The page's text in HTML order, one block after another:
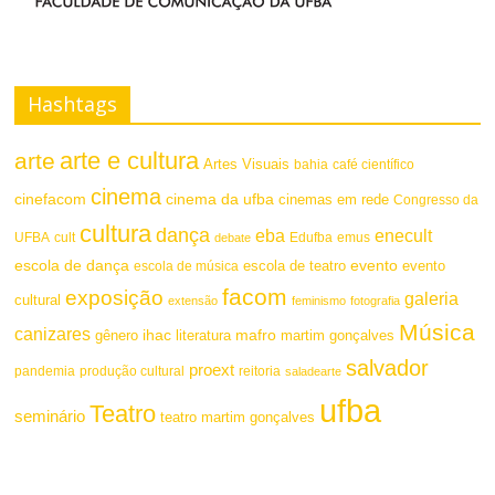
n Hashtags
arte arte e cultura Artes Visuais bahia café científico
cinefacom cinema cinema da ufba cinemas em rede Congresso da
UFBA cult cultura dança debate eba Edufba emus enecult
escola de dança escola de música escola de teatro evento evento
cultural exposição extensão facom feminismo fotografia galeria
canizares gênero ihac literatura mafro martim gonçalves Música
pandemia produção cultural proext reitoria saladearte salvador
seminário Teatro teatro martim gonçalves ufba